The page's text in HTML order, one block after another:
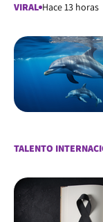
VIRAL Hace 13 horas
TALENTO